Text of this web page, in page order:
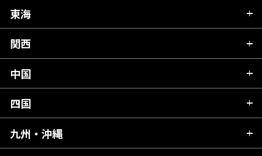
秋田県
岩手県
宮城県
福島県
栃木県
群馬県
千葉県
東京都
神奈川県
新潟県
富山県
石川県
山梨県
長野県
東海
岐阜県
静岡県
愛知県
関西
滋賀県
京都府
大阪府
中国
広島県
岡山県
四国
愛媛県
九州・沖縄